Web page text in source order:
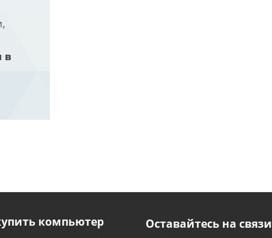
в
компьютер Оставайтесь на связи